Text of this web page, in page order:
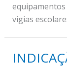
equipamentos
vigias